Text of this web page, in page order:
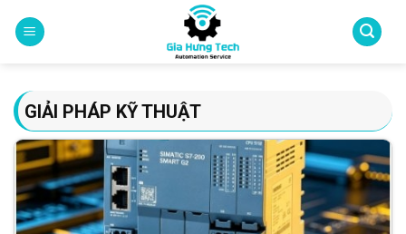
GIẢI PHÁP KỸ THUẬT